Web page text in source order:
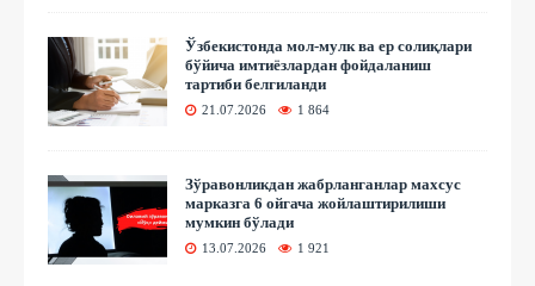
Ўзбекистонда мол-мулк ва ер солиқлари
бўйича имтиёзлардан фойдаланиш
тартиби белгиланди
21.07.2026 1 864
Зўравонликдан жабрланганлар махсус
марказга 6 ойгача жойлаштирилиши
мумкин бўлади
13.07.2026 1 921